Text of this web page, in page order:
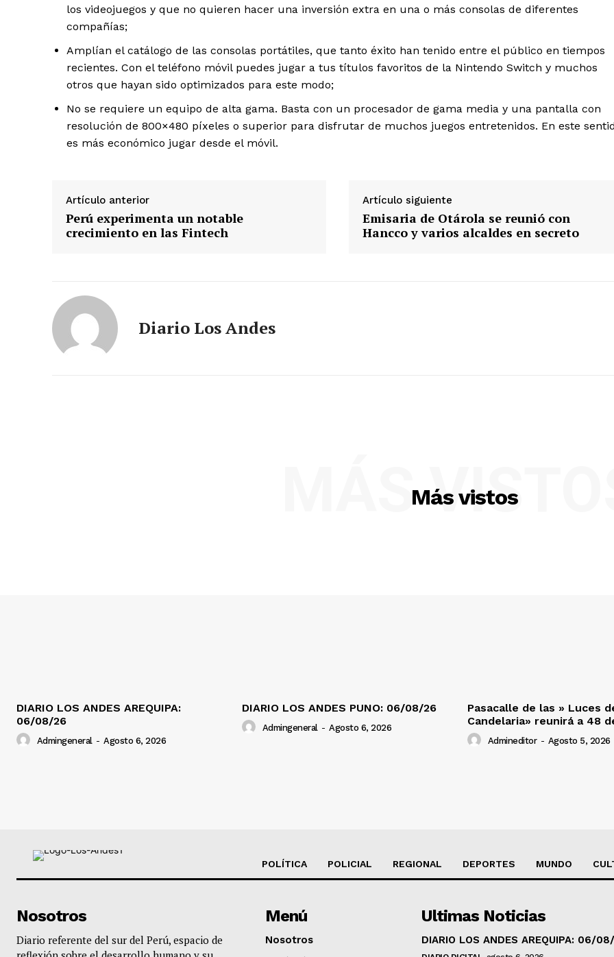
los videojuegos y que no quieren hacer una inversión extra en una o más consolas de diferentes
compañías;
Amplían el catálogo de las consolas portátiles, que tanto éxito han tenido entre el público en tiempos
recientes. Con el teléfono móvil puedes jugar a tus títulos favoritos de la Nintendo Switch y muchos
otros que hayan sido optimizados para este modo;
No se requiere un equipo de alta gama. Basta con un procesador de gama media y una pantalla con
resolución de 800×480 píxeles o superior para disfrutar de muchos juegos entretenidos. En este
es más económico jugar desde el móvil.
Artículo anterior
Perú experimenta un notable
crecimiento en las Fintech
Artículo siguiente
Emisaria de Otárola se reunió con
Hancco y varios alcaldes en secreto
Diario Los Andes
Más vistos
MÁS
DIARIO LOS ANDES AREQUIPA:
06/08/26
Admingeneral - Agosto 6, 2026
DIARIO LOS ANDES PUNO: 06/08/26
Admingeneral - Agosto 6, 2026
Pasacalle de las » Luces
Candelaria» reunirá a 48
Admineditor - Agosto 5, 2026
POLÍTICA POLICIAL REGIONAL DEPORTES MUNDO
Nosotros
Diario referente del sur del Perú, espacio de
Menú
Nosotros
Ultimas Noticias
DIARIO LOS ANDES AREQUIPA: 06/